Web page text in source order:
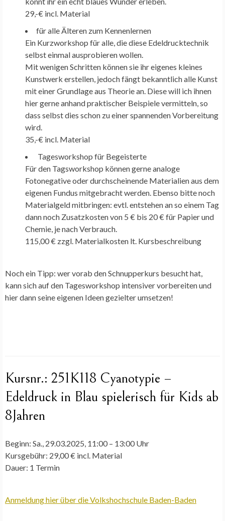
29,-€ incl. Material
für alle Älteren zum Kennenlernen
Ein Kurzworkshop für alle, die diese Edeldrucktechnik
selbst einmal ausprobieren wollen.
Mit wenigen Schritten können sie ihr eigenes kleines
Kunstwerk erstellen, jedoch fängt bekanntlich alle Kunst
mit einer Grundlage aus Theorie an. Diese will ich ihnen
hier gerne anhand praktischer Beispiele vermitteln, so
dass selbst dies schon zu einer spannenden Vorbereitung
wird.
35,-€ incl. Material
Tagesworkshop für Begeisterte
Für den Tagsworkshop können gerne analoge
Fotonegative oder durchscheinende Materialien aus dem
eigenen Fundus mitgebracht werden. Ebenso bitte noch
Materialgeld mitbringen: evtl. entstehen an so einem Tag
dann noch Zusatzkosten von 5 € bis 20 € für Papier und
Chemie, je nach Verbrauch.
115,00 € zzgl. Materialkosten lt. Kursbeschreibung
Noch ein Tipp: wer vorab den Schnupperkurs besucht hat,
kann sich auf den Tagesworkshop intensiver vorbereiten und
hier dann seine eigenen Ideen gezielter umsetzen!
Kursnr.: 251K118 Cyanotypie –
Edeldruck in Blau spielerisch für Kids ab
8Jahren
Beginn: Sa., 29.03.2025, 11:00 – 13:00 Uhr
Kursgebühr: 29,00 € incl. Material
Dauer: 1 Termin
Anmeldung hier über die Volkshochschule Baden-Baden